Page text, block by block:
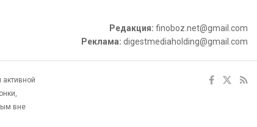
Редакция: finoboz.net@gmail.com
Реклама: digestmediaholding@gmail.com
вне